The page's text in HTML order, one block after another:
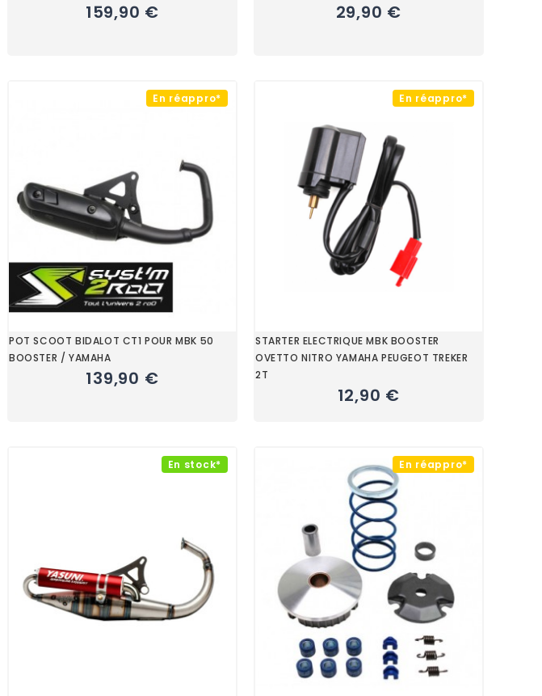
159,90 € 29,90 €
En réappro*
POT SCOOT BIDALOT CT1 POUR MBK 50
BOOSTER / YAMAHA
139,90 €
En réappro*
STARTER ELECTRIQUE MBK BOOSTER
OVETTO NITRO YAMAHA PEUGEOT TREKER
2T
12,90 €
En stock* En réappro*